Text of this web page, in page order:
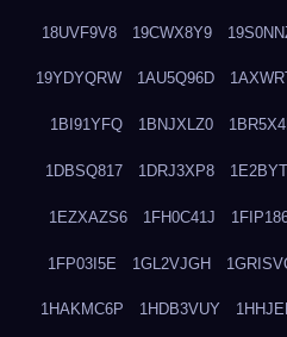
18UVF9V8 19CWX8Y9
19YDYQRW 1AU5Q96D
1BI91YFQ 1BNJXLZ0
1DBSQ817 1DRJ3XP8
1EZXAZS6 1FH0C41J
1FP03I5E 1GL2VJGH
1HAKMC6P 1HDB3VUY